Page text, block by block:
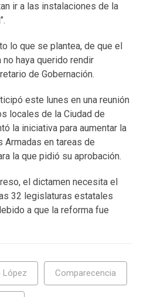
ir a las instalaciones de la
lo que se plantea, de que el
haya querido rendir
de Gobernación.
este lunes en una reunión
locales de la Ciudad de
la iniciativa para aumentar la
Armadas en tareas de
la que pidió su aprobación.
el dictamen necesita el
32 legislaturas estatales
a que la reforma fue
López Comparecencia